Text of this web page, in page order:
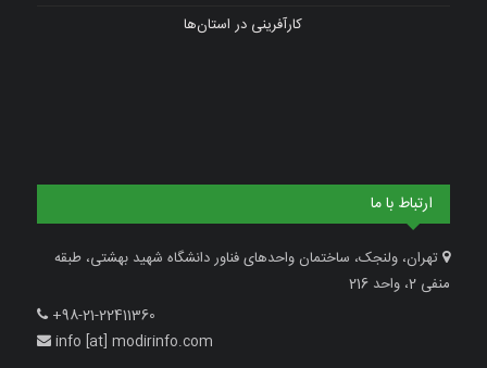
کارآفرینی در استان‌ها
ارتباط با ما
تهران، ولنجک، ساختمان واحدهای فناور دانشگاه شهید بهشتی، طبقه
منفی 2، واحد 216
+98-21-22411360
info [at] modirinfo.com